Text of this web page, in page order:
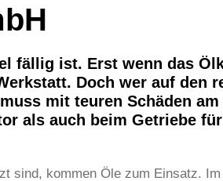
fällig ist. Erst wenn das
Doch wer auf den
mit teuren Schäden am
als auch beim Getriebe
sind, kommen Öle zum Einsatz.